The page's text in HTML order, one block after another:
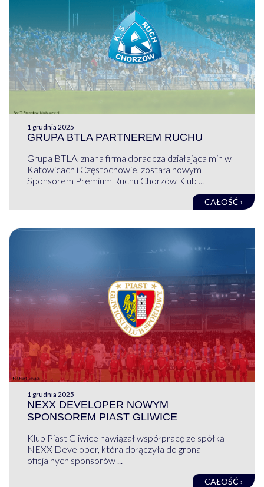
1 grudnia 2025
GRUPA BTLA PARTNEREM RUCHU
Grupa BTLA, znana firma doradcza działająca min w
Katowicach i Częstochowie, została nowym
Sponsorem Premium Ruchu Chorzów Klub ...
CAŁOŚĆ ›
1 grudnia 2025
NEXX DEVELOPER NOWYM
SPONSOREM PIAST GLIWICE
Klub Piast Gliwice nawiązał współpracę ze spółką
NEXX Developer, która dołączyła do grona
oficjalnych sponsorów ...
CAŁOŚĆ ›